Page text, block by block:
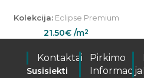
Kolekcija:Eclipse Premium
21.50€ /m2
Kontaktai
Susisiekti
Pirkimo
Informacija